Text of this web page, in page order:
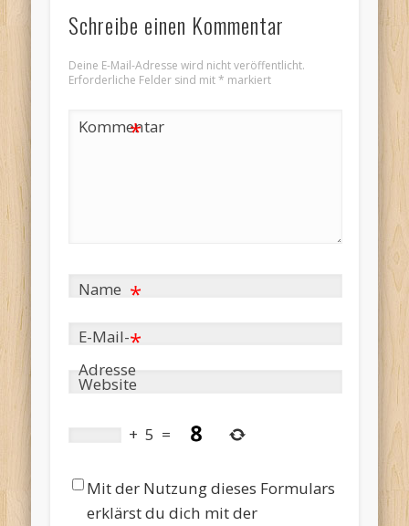
Schreibe einen Kommentar
Deine E-Mail-Adresse wird nicht veröffentlicht.
Erforderliche Felder sind mit* markiert
Kommentar
*
Name *
E-Mail-
Adresse
*
Website
+ 5 =
Mit der Nutzung dieses Formulars
erklärst du dich mit der